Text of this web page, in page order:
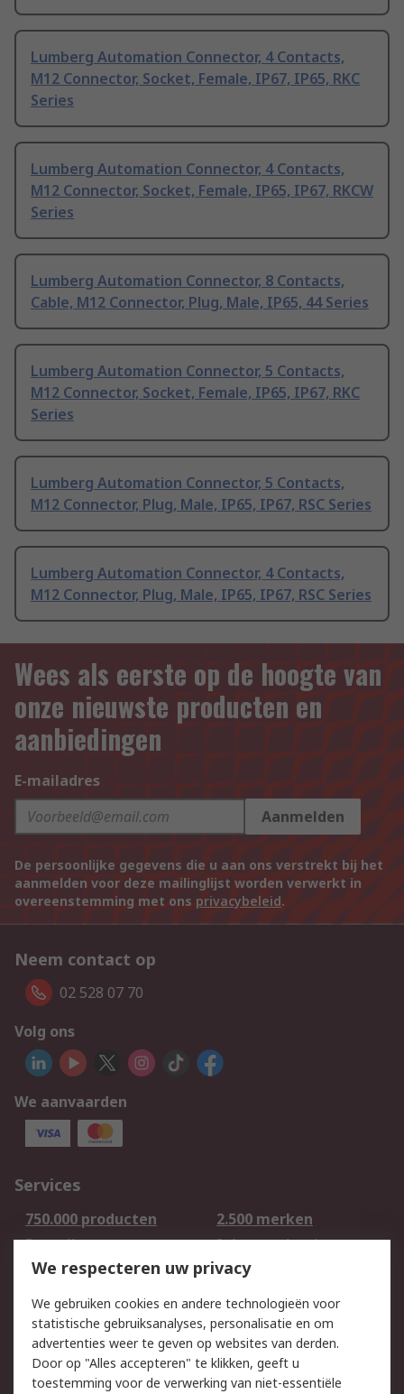
Lumberg Automation Connector, 4 Contacts,
M12 Connector, Socket, Female, IP67, IP65, RKC
Series
Lumberg Automation Connector, 4 Contacts,
M12 Connector, Socket, Female, IP65, IP67, RKCW
Series
Lumberg Automation Connector, 8 Contacts,
Cable, M12 Connector, Plug, Male, IP65, 44 Series
Lumberg Automation Connector, 5 Contacts,
M12 Connector, Socket, Female, IP65, IP67, RKC
Series
Lumberg Automation Connector, 5 Contacts,
M12 Connector, Plug, Male, IP65, IP67, RSC Series
Lumberg Automation Connector, 4 Contacts,
M12 Connector, Plug, Male, IP65, IP67, RSC Series
Wees als eerste op de hoogte van
onze nieuwste producten en
aanbiedingen
E-mailadres
Aanmelden
De persoonlijke gegevens die u aan ons verstrekt bij het
aanmelden voor deze mailinglijst worden verwerkt in
overeenstemming met ons privacybeleid.
Neem contact op
02 528 07 70
Volg ons
We aanvaarden
Services
750.000 producten
2.500 merken
Bestellen
Inkoopoplossingen
Retouren
Technisch advies
Track & Trace
Wettelijk
Cookiebeleid
Email veiligheid
We respecteren uw privacy
We gebruiken cookies en andere technologieën voor
statistische gebruiksanalyses, personalisatie en om
advertenties weer te geven op websites van derden.
Door op "Alles accepteren" te klikken, geeft u
toestemming voor de verwerking van niet-essentiële